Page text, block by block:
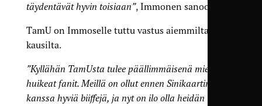
täydentävät hyvin toisiaan”, Immonen sanoo.
TamU on Immoselle tuttu vastus aiemmilta
kausilta.
”Kyllähän TamUsta tulee päällimmäisenä mieleen
huikeat fanit. Meillä on ollut ennen Sinikaartin
kanssa hyviä biiffejä, ja nyt on ilo olla heidän